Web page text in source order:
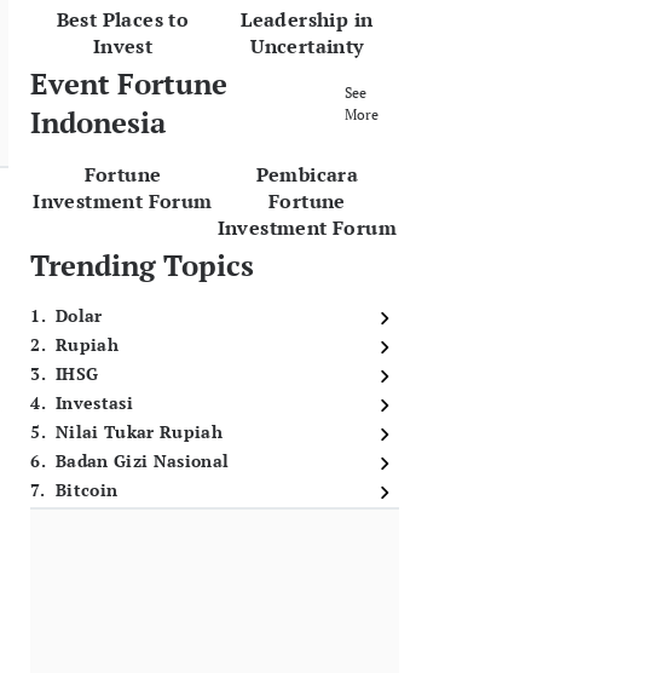
Best Places to
Invest
Leadership in
Uncertainty
Event Fortune
Indonesia
See
More
Fortune
Investment Forum
Pembicara
Fortune
Investment Forum
Trending Topics
1. Dolar
2. Rupiah
3. IHSG
4. Investasi
5. Nilai Tukar Rupiah
6. Badan Gizi Nasional
7. Bitcoin